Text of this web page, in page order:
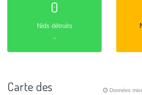
0
Nids détruits
=
Carte des
Données